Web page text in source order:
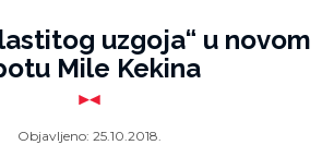
uzgoja“ u novom
Mile Kekina
Objavljeno: 25.10.2018.